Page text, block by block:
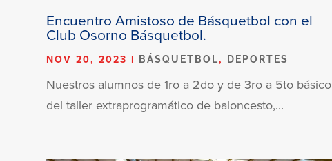
Encuentro Amistoso de Básquetbol con el
Club Osorno Básquetbol.
NOV 20, 2023 | BÁSQUETBOL, DEPORTES
Nuestros alumnos de 1ro a 2do y de 3ro a 5to básico
del taller extraprogramático de baloncesto,...